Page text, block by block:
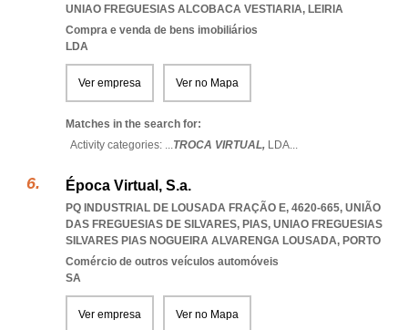
UNIAO FREGUESIAS ALCOBACA VESTIARIA, LEIRIA
Compra e venda de bens imobiliários
LDA
Ver empresa Ver no Mapa
Matches in the search for:
Activity categories: ...TROCA VIRTUAL, LDA...
Época Virtual, S.a.
PQ INDUSTRIAL DE LOUSADA FRAÇÃO E, 4620-665, UNIÃO
DAS FREGUESIAS DE SILVARES, PIAS, UNIAO FREGUESIAS
SILVARES PIAS NOGUEIRA ALVARENGA LOUSADA, PORTO
Comércio de outros veículos automóveis
SA
Ver empresa Ver no Mapa